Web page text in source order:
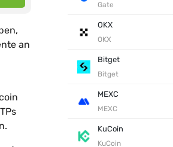
an
Gate
OKX
OKX
Bitget
Bitget
MEXC
MEXC
KuCoin
KuCoin